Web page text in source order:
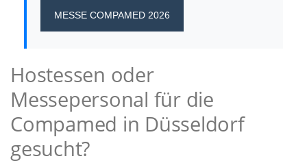
MESSE COMPAMED 2026
Hostessen oder
Messepersonal für die
Compamed in Düsseldorf
gesucht?